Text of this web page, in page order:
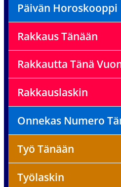
Päivän Horoskooppi
Rakkaus Tänään
Rakkautta Tänä
Rakkauslaskin
Onnekas Numero
Työ Tänään
Työlaskin